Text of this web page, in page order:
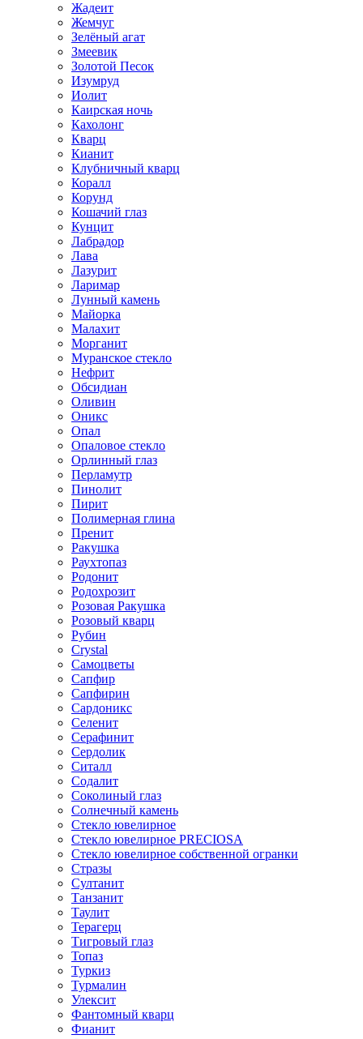
Жадеит
Жемчуг
Зелёный агат
Змеевик
Золотой Песок
Изумруд
Иолит
Каирская ночь
Кахолонг
Кварц
Кианит
Клубничный кварц
Коралл
Корунд
Кошачий глаз
Кунцит
Лабрадор
Лава
Лазурит
Ларимар
Лунный камень
Майорка
Малахит
Морганит
Муранское стекло
Нефрит
Обсидиан
Оливин
Оникс
Опал
Опаловое стекло
Орлинный глаз
Перламутр
Пинолит
Пирит
Полимерная глина
Пренит
Ракушка
Раухтопаз
Родонит
Родохрозит
Розовая Ракушка
Розовый кварц
Рубин
Сrystal
Самоцветы
Сапфир
Сапфирин
Сардоникс
Селенит
Серафинит
Сердолик
Ситалл
Содалит
Соколиный глаз
Солнечный камень
Стекло ювелирное
Стекло ювелирное PRECIOSA
Стекло ювелирное собственной огранки
Стразы
Султанит
Танзанит
Таулит
Терагерц
Тигровый глаз
Топаз
Туркиз
Турмалин
Улексит
Фантомный кварц
Фианит